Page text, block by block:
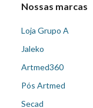
Nossas marcas
Loja Grupo A
Jaleko
Artmed360
Pós Artmed
Secad